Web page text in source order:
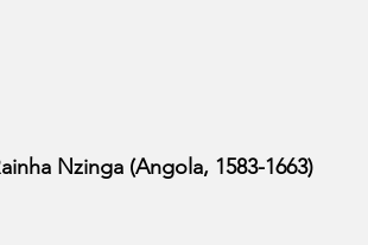
Nzinga (Angola, 1583-1663)